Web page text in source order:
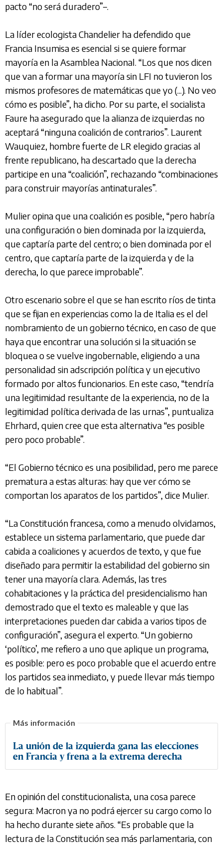
pacto “no será duradero”–.
La líder ecologista Chandelier ha defendido que
Francia Insumisa es esencial si se quiere formar
mayoría en la Asamblea Nacional. “Los que nos dicen
que van a formar una mayoría sin LFI no tuvieron los
mismos profesores de matemáticas que yo (...). No veo
cómo es posible”, ha dicho. Por su parte, el socialista
Faure ha asegurado que la alianza de izquierdas no
aceptará “ninguna coalición de contrarios”. Laurent
Wauquiez, hombre fuerte de LR elegido gracias al
frente republicano, ha descartado que la derecha
participe en una “coalición”, rechazando “combinaciones
para construir mayorías antinaturales”.
Mulier opina que una coalición es posible, “pero habría
una configuración o bien dominada por la izquierda,
que captaría parte del centro; o bien dominada por el
centro, que captaría parte de la izquierda y de la
derecha, lo que parece improbable”.
Otro escenario sobre el que se han escrito ríos de tinta
que se fijan en experiencias como la de Italia es el del
nombramiento de un gobierno técnico, en caso de que
haya que encontrar una solución si la situación se
bloquea o se vuelve ingobernable, eligiendo a una
personalidad sin adscripción política y un ejecutivo
formado por altos funcionarios. En este caso, “tendría
una legitimidad resultante de la experiencia, no de la
legitimidad política derivada de las urnas”, puntualiza
Ehrhard, quien cree que esta alternativa “es posible
pero poco probable”.
“El Gobierno técnico es una posibilidad, pero me parece
prematura a estas alturas: hay que ver cómo se
comportan los aparatos de los partidos”, dice Mulier.
“La Constitución francesa, como a menudo olvidamos,
establece un sistema parlamentario, que puede dar
cabida a coaliciones y acuerdos de texto, y que fue
diseñado para permitir la estabilidad del gobierno sin
tener una mayoría clara. Además, las tres
cohabitaciones y la práctica del presidencialismo han
demostrado que el texto es maleable y que las
interpretaciones pueden dar cabida a varios tipos de
configuración”, asegura el experto. “Un gobierno
‘político’, me refiero a uno que aplique un programa,
es posible: pero es poco probable que el acuerdo entre
los partidos sea inmediato, y puede llevar más tiempo
de lo habitual”.
La unión de la izquierda gana las elecciones
en Francia y frena a la extrema derecha
En opinión del constitucionalista, una cosa parece
segura: Macron ya no podrá ejercer su cargo como lo
ha hecho durante siete años. “Es probable que la
lectura de la Constitución sea más parlamentaria, con